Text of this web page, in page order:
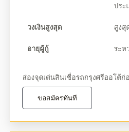
ประ
วงเงินสูงสุด สูงสุ
อายุผู้กู้ ระห
ส่องจุดเด่นสินเชื่อรถกรุงศรีออโต้
ขอสมัครทันที